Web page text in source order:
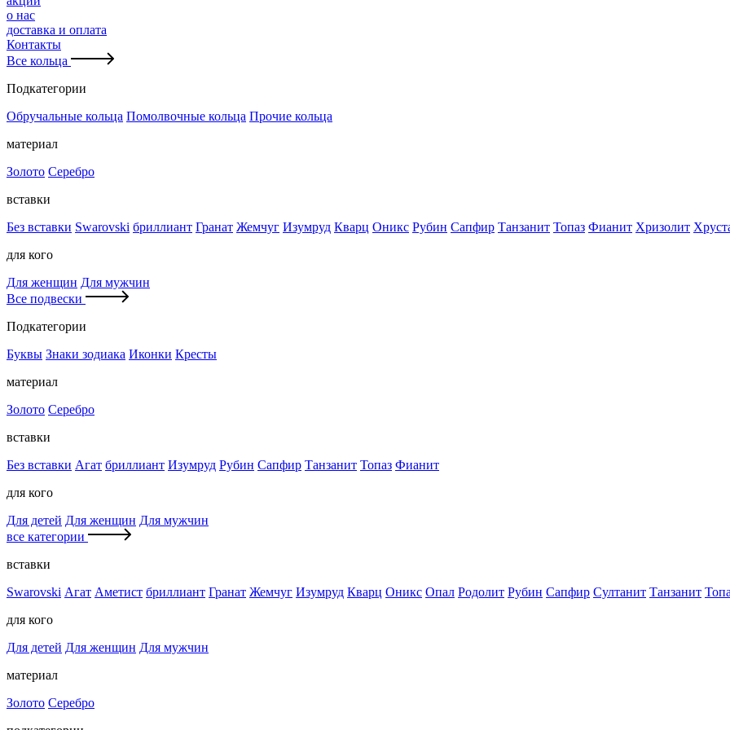
о нас
доставка и оплата
Контакты
Все кольца
Подкатегории
Обручальные кольца Помолвочные кольца Прочие кольца
материал
Золото Серебро
вставки
Без вставки Swarovski бриллиант Гранат Жемчуг Изумруд Кварц Оникс Рубин Сапфир Танзанит Топаз Фианит Хризолит
для кого
Для женщин Для мужчин
Все подвески
Подкатегории
Буквы Знаки зодиака Иконки Кресты
материал
Золото Серебро
вставки
Без вставки Агат бриллиант Изумруд Рубин Сапфир Танзанит Топаз Фианит
для кого
Для детей Для женщин Для мужчин
все категории
вставки
Swarovski Агат Аметист бриллиант Гранат Жемчуг Изумруд Кварц Оникс Опал Родолит Рубин Сапфир Султанит Танзанит
для кого
Для детей Для женщин Для мужчин
материал
Золото Серебро